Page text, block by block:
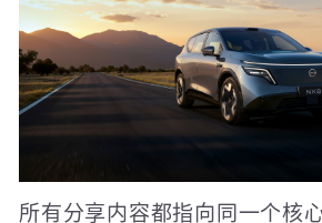
所有分享内容都指向同一个核